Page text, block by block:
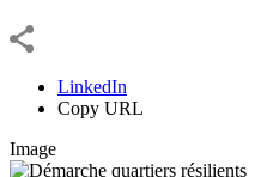
LinkedIn
Copy URL
Image